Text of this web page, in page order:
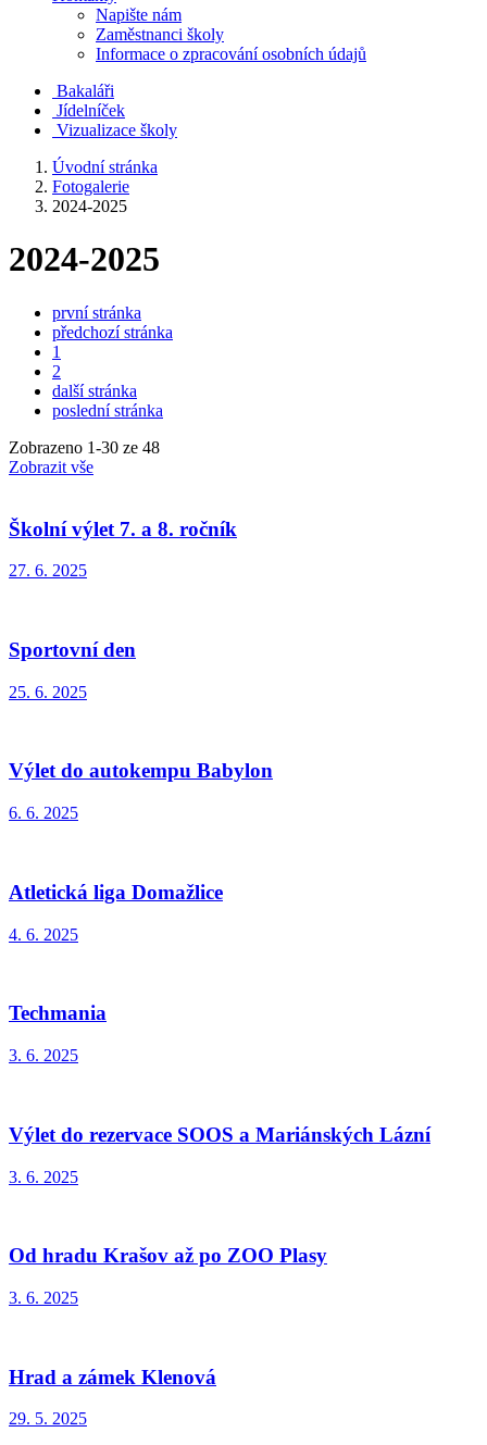
Napište nám
Zaměstnanci školy
Informace o zpracování osobních údajů
Bakaláři
Jídelníček
Vizualizace školy
Úvodní stránka
Fotogalerie
2024-2025
2024-2025
první stránka
předchozí stránka
1
2
další stránka
poslední stránka
Zobrazeno 1-30 ze 48
Zobrazit vše
Školní výlet 7. a 8. ročník
27. 6. 2025
Sportovní den
25. 6. 2025
Výlet do autokempu Babylon
6. 6. 2025
Atletická liga Domažlice
4. 6. 2025
Techmania
3. 6. 2025
Výlet do rezervace SOOS a Mariánských Lázní
3. 6. 2025
Od hradu Krašov až po ZOO Plasy
3. 6. 2025
Hrad a zámek Klenová
29. 5. 2025